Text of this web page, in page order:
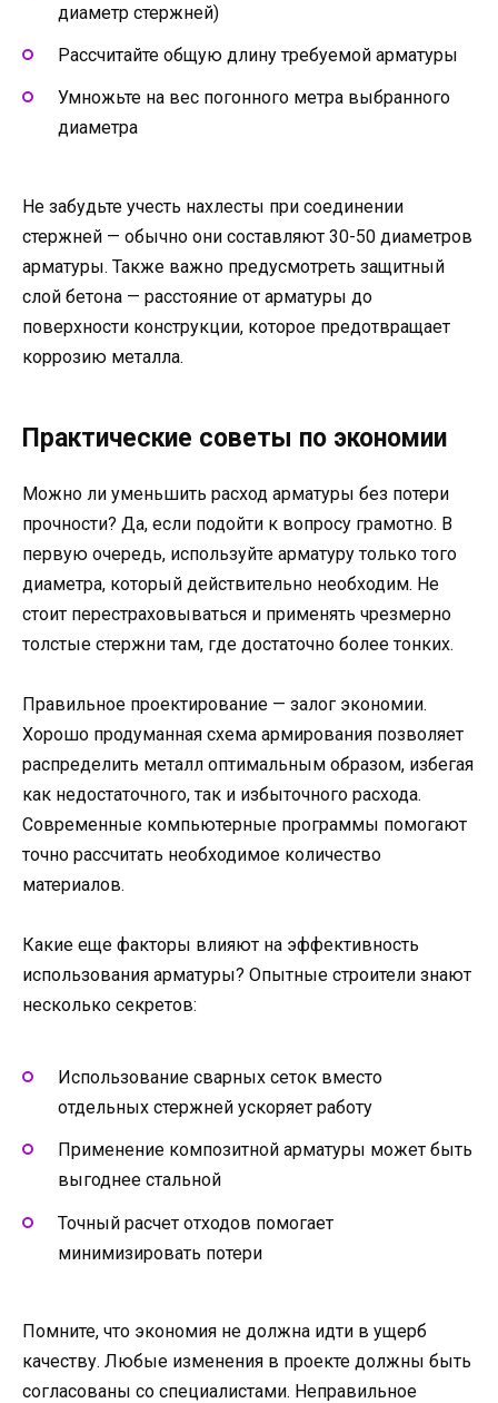
диаметр стержней)
Рассчитайте общую длину требуемой арматуры
Умножьте на вес погонного метра выбранного
диаметра
Не забудьте учесть нахлесты при соединении
стержней — обычно они составляют 30-50 диаметров
арматуры. Также важно предусмотреть защитный
слой бетона — расстояние от арматуры до
поверхности конструкции, которое предотвращает
коррозию металла.
Практические советы по экономии
Можно ли уменьшить расход арматуры без потери
прочности? Да, если подойти к вопросу грамотно. В
первую очередь, используйте арматуру только того
диаметра, который действительно необходим. Не
стоит перестраховываться и применять чрезмерно
толстые стержни там, где достаточно более тонких.
Правильное проектирование — залог экономии.
Хорошо продуманная схема армирования позволяет
распределить металл оптимальным образом, избегая
как недостаточного, так и избыточного расхода.
Современные компьютерные программы помогают
точно рассчитать необходимое количество
материалов.
Какие еще факторы влияют на эффективность
использования арматуры? Опытные строители знают
несколько секретов:
Использование сварных сеток вместо
отдельных стержней ускоряет работу
Применение композитной арматуры может быть
выгоднее стальной
Точный расчет отходов помогает
минимизировать потери
Помните, что экономия не должна идти в ущерб
качеству. Любые изменения в проекте должны быть
согласованы со специалистами. Неправильное